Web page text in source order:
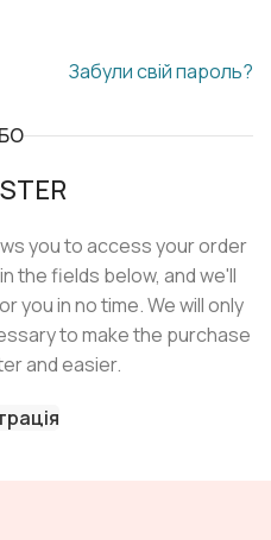
Забули свій пароль?
you to access your order
the fields below, and we'll
you in no time. We will only
to make the purchase
and easier.